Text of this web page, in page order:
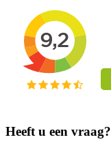
Heeft u een vraag?